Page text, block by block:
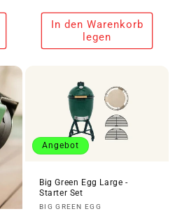
Preis
In den Warenkorb
legen
Angebot
Big Green Egg Large -
Starter Set
Anbieter:
BIG GREEN EGG